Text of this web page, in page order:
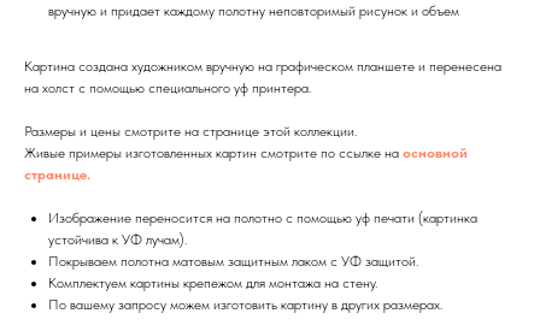
вручную и придает каждому полотну неповторимый рисунок и объем
Картина создана художником вручную на графическом планшете и перенесена
на холст с помощью специального уф принтера.
Размеры и цены смотрите на странице этой коллекции.
Живые примеры изготовленных картин смотрите по ссылке на основной
странице.
Изображение переносится на полотно с помощью уф печати (картинка
устойчива к УФ лучам).
Покрываем полотна матовым защитным лаком с УФ защитой.
Комплектуем картины крепежом для монтажа на стену.
По вашему запросу можем изготовить картину в других размерах.